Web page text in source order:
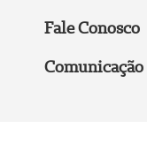
Fale Conosco
Comunicação